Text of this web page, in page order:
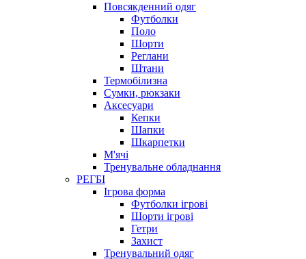
Повсякденний одяг
Футболки
Поло
Шорти
Реглани
Штани
Термобілизна
Сумки, рюкзаки
Аксесуари
Кепки
Шапки
Шкарпетки
М'ячі
Тренувальне обладнання
РЕГБІ
Ігрова форма
Футболки ігрові
Шорти ігрові
Гетри
Захист
Тренувальний одяг